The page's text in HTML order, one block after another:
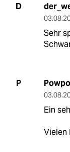
D
Sehr
P
Ein
Vielen